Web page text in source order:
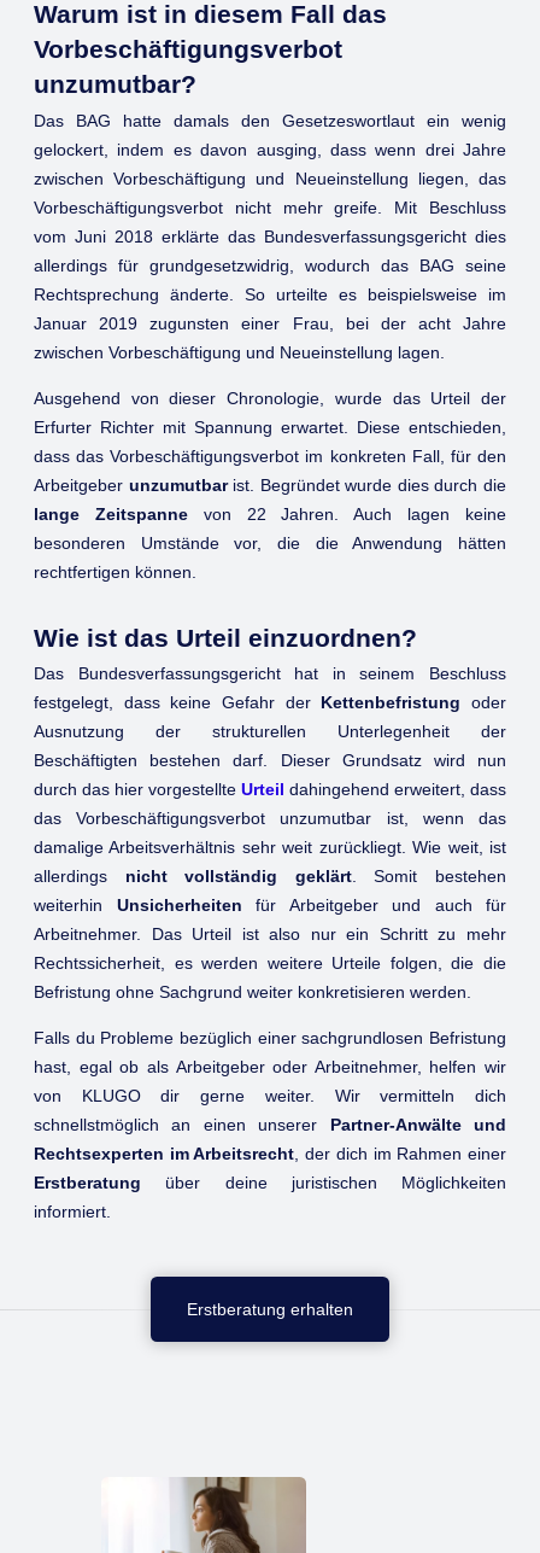
Warum ist in diesem Fall das
Vorbeschäftigungsverbot
unzumutbar?
Das BAG hatte damals den Gesetzeswortlaut ein wenig
gelockert, indem es davon ausging, dass wenn drei Jahre
zwischen Vorbeschäftigung und Neueinstellung liegen, das
Vorbeschäftigungsverbot nicht mehr greife. Mit Beschluss
vom Juni 2018 erklärte das Bundesverfassungsgericht dies
allerdings für grundgesetzwidrig, wodurch das BAG seine
Rechtsprechung änderte. So urteilte es beispielsweise im
Januar 2019 zugunsten einer Frau, bei der acht Jahre
zwischen Vorbeschäftigung und Neueinstellung lagen.
Ausgehend von dieser Chronologie, wurde das Urteil der
Erfurter Richter mit Spannung erwartet. Diese entschieden,
dass das Vorbeschäftigungsverbot im konkreten Fall, für den
Arbeitgeber unzumutbarist. Begründet wurde dies durch die
lange Zeitspannevon 22 Jahren. Auch lagen keine
besonderen Umstände vor, die die Anwendung hätten
rechtfertigen können.
Wie ist das Urteil einzuordnen?
Das Bundesverfassungsgericht hat in seinem Beschluss
festgelegt, dass keine Gefahr der Kettenbefristung oder
Ausnutzung der strukturellen Unterlegenheit der
Beschäftigten bestehen darf. Dieser Grundsatz wird nun
durch das hier vorgestellte Urteil dahingehend erweitert, dass
das Vorbeschäftigungsverbot unzumutbar ist, wenn das
damalige Arbeitsverhältnis sehr weit zurückliegt. Wie weit, ist
allerdings nicht vollständig geklärt. Somit bestehen
weiterhin Unsicherheiten für Arbeitgeber und auch für
Arbeitnehmer. Das Urteil ist also nur ein Schritt zu mehr
Rechtssicherheit, es werden weitere Urteile folgen, die die
Befristung ohne Sachgrund weiter konkretisieren werden.
Falls du Probleme bezüglich einer sachgrundlosen Befristung
hast, egal ob als Arbeitgeber oder Arbeitnehmer, helfen wir
von KLUGO dir gerne weiter. Wir vermitteln dich
schnellstmöglich an einen unserer Partner-Anwälte und
Rechtsexperten im Arbeitsrecht , der dich im Rahmen einer
Erstberatung über deine juristischen Möglichkeiten
informiert.
Erstberatung erhalten